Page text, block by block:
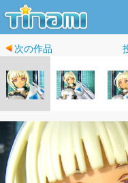
次の作品